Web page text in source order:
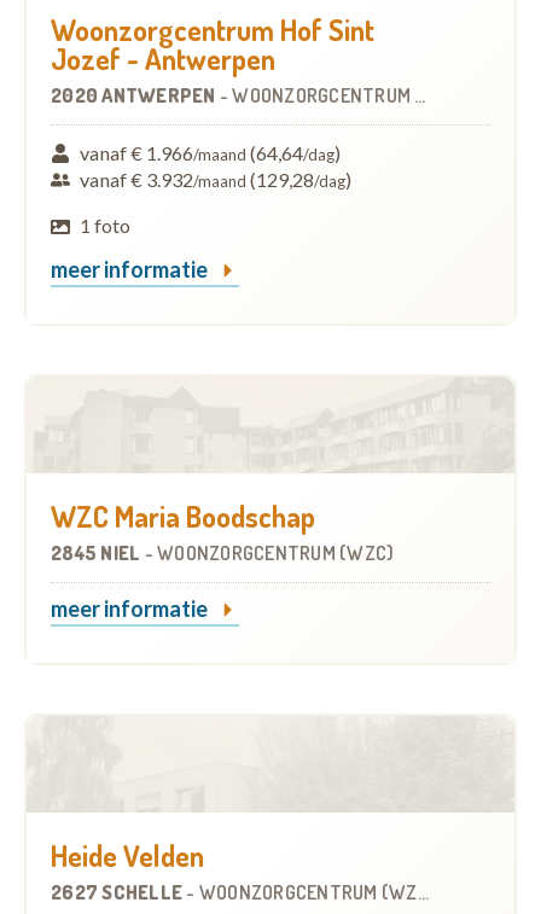
Woonzorgcentrum Hof Sint
Jozef - Antwerpen
2020 ANTWERPEN -WOONZORGCENTRUM (WZC)
vanaf € 1.966/maand (64,64/dag)
vanaf € 3.932/maand (129,28/dag)
1 foto
meer informatie
WZC Maria Boodschap
2845 NIEL - WOONZORGCENTRUM (WZC)
meer informatie
Heide Velden
2627 SCHELLE - WOONZORGCENTRUM (WZC)